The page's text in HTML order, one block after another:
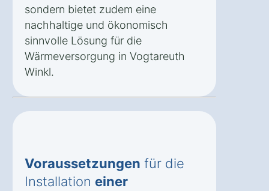
sondern bietet zudem eine
nachhaltige und ökonomisch
sinnvolle Lösung für die
Wärmeversorgung in Vogtareuth
Winkl.
Voraussetzungen für die
Installation einer